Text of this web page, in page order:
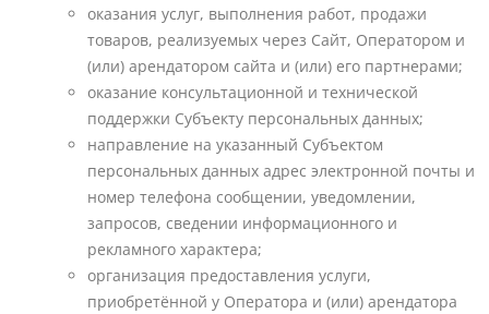
оказания услуг, выполнения работ, продажи
товаров, реализуемых через Сайт, Оператором и
(или) арендатором сайта и (или) его партнерами;
оказание консультационной и технической
поддержки Субъекту персональных данных;
направление на указанный Субъектом
персональных данных адрес электронной почты и
номер телефона сообщении, уведомлении,
запросов, сведении информационного и
рекламного характера;
организация предоставления услуги,
приобретённой у Оператора и (или) арендатора